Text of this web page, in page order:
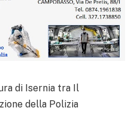
di Isernia tra Il
della Polizia